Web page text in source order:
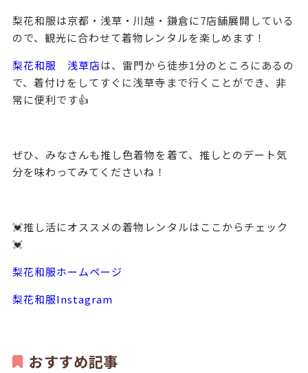
梨花和服は京都・浅草・川越・鎌倉に7店舗展開している
ので、観光に合わせて着物レンタルを楽しめます！
梨花和服 浅草店は、雷門から徒歩1分のところにあるの
で、着付けをしてすぐに浅草寺まで行くことができ、非
常に便利です👍
ぜひ、みなさんも推し色着物を着て、推しとのデート気
分を味わってみてくださいね！
💓推し活にオススメの着物レンタルはここからチェック
💓
梨花和服ホームページ
梨花和服Instagram
おすすめ記事